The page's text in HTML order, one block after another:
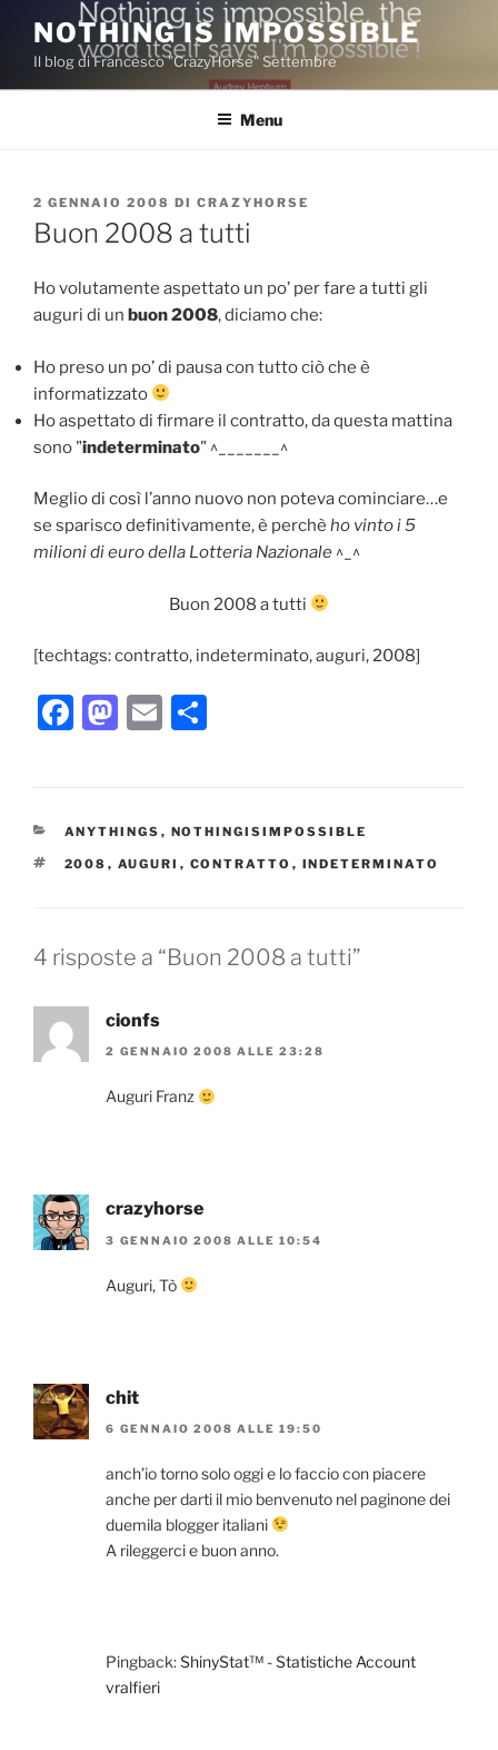
contenuto
NOTHING IS IMPOSSIBLE
Il blog di Francesco "CrazyHorse" Settembre
Menu
PUBBLICATO
IL
2 GENNAIO 2008 DI CRAZYHORSE
Buon 2008 a tutti
Ho volutamente aspettato un po’ per fare a tutti gli
auguri di un buon 2008, diciamo che:
Ho preso un po’ di pausa con tutto ciò che è
informatizzato
Ho aspettato di firmare il contratto, da questa mattina
sono "indeterminato" ^_______^
Meglio di così l’anno nuovo non poteva cominciare…e
se sparisco definitivamente, è perchè ho vinto i 5
milioni di euro della Lotteria Nazionale^_^
Buon 2008 a tutti
[techtags: contratto, indeterminato, auguri, 2008]
F
e
b
k
M
o
d
E
di
vi
CATEGORIE
ANYTHINGS , NOTHINGISIMPOSSIBLE
TAG
2008 , AUGURI , CONTRATTO , INDETERMINATO
4 risposte a “Buon 2008 a tutti”
cionfs
2 GENNAIO 2008 ALLE 23:28
Auguri Franz
crazyhorse
3 GENNAIO 2008 ALLE 10:54
Auguri, Tò
chit
6 GENNAIO 2008 ALLE 19:50
anch’io torno solo oggi e lo faccio con piacere
anche per darti il mio benvenuto nel paginone dei
duemila blogger italiani
A rileggerci e buon anno.
Pingback:ShinyStat™ - Statistiche Account
vralfieri